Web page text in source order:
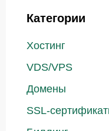
Категории
Хостинг
VDS/VPS
Домены
SSL-